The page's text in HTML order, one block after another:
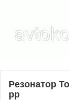
Резонатор
рр